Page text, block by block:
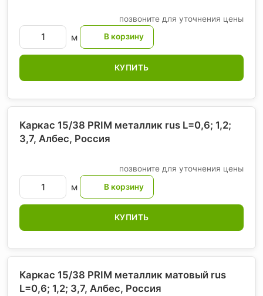
позвоните для уточнения цены
м
КУПИТЬ
Каркас 15/38 PRIM металлик rus L=0,6; 1,2;
3,7, Албес, Россия
позвоните для уточнения цены
м
КУПИТЬ
Каркас 15/38 PRIM металлик матовый rus
L=0,6; 1,2; 3,7, Албес, Россия